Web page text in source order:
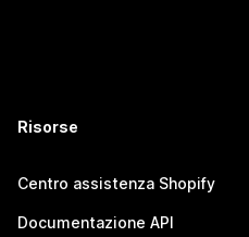
Risorse
Centro assistenza Shopify
Documentazione API